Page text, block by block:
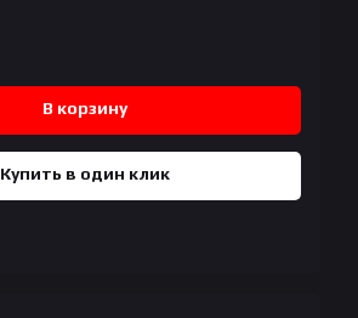
В корзину
Купить в один клик